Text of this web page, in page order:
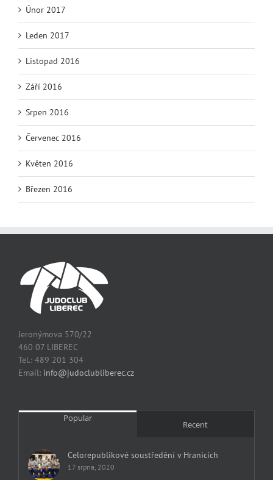
Únor 2017
Leden 2017
Listopad 2016
Září 2016
Srpen 2016
Červenec 2016
Květen 2016
Březen 2016
Jeronýmova 570/22
460 07 LIBEREC
Tel.: 489 201 304
Email: info@judoclubliberec.cz
Popular
Recent
Celorepublikové soustředění v Hranicích
17 srpna, 2020